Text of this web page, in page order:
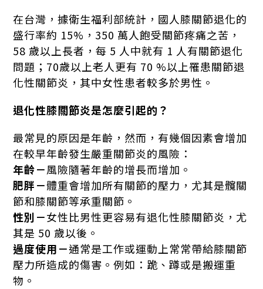
在台灣，據衛生福利部統計，國人膝關節退化的
盛行率約 15%，350 萬人飽受關節疼痛之苦，
58 歲以上長者，每 5 人中就有 1 人有關節退化
問題；70歲以上老人更有 70 %以上罹患關節退
化性關節炎，其中女性患者較多於男性。
退化性膝關節炎是怎麼引起的？
最常見的原因是年齡，然而，有幾個因素會增加
在較早年齡發生嚴重關節炎的風險：
年齡－風險隨著年齡的增長而增加。
肥胖－體重會增加所有關節的壓力，尤其是髖關
節和膝關節等承重關節。
性別－女性比男性更容易有退化性膝關節炎，尤
其是 50 歲以後。
過度使用－通常是工作或運動上常常帶給膝關節
壓力所造成的傷害。例如：跪、蹲或是搬運重
物。